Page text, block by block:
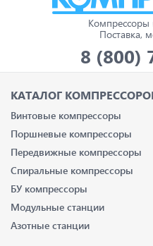
Компрессоры
Поставка,
8 (800)
КАТАЛОГ
Винтовые компрессоры
Поршневые компрессоры
Передвижные компрессоры
Спиральные компрессоры
БУ компрессоры
Модульные станции
Азотные станции